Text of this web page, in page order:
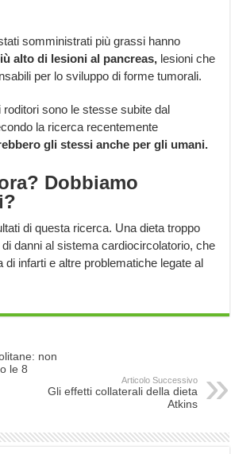
somministrati più grassi hanno
alto di lesioni al pancreas, lesioni che
per lo sviluppo di forme tumorali.
sono le stesse subite dal
la ricerca recentemente
gli stessi anche per gli umani.
Dobbiamo
di questa ricerca. Una dieta troppo
danni al sistema cardiocircolatorio, che
infarti e altre problematiche legate al
non
le 8
Articolo Successivo
Gli effetti collaterali della dieta
Atkins